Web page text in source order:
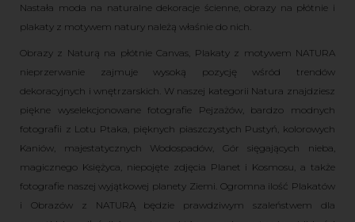
Nastała moda na naturalne dekoracje ścienne, obrazy na płótnie i
plakaty z motywem natury należą właśnie do nich.
Obrazy z Naturą na płótnie Canvas, Plakaty z motywem NATURA
nieprzerwanie zajmuje wysoką pozycję wśród trendów
dekoracyjnych i wnętrzarskich. W naszej kategorii Natura znajdziesz
piękne wyselekcjonowane fotografie Pejzażów, bardzo modnych
fotografii z Lotu Ptaka, pięknych piaszczystych Pustyń, kolorowych
Kaniów, majestatycznych Wodospadów, Gór sięgających nieba,
magicznego Księżyca, niepojęte zdjęcia Planet i Kosmosu, a także
fotografie naszej wyjątkowej planety Ziemi. Ogromna ilość Plakatów
i Obrazów z NATURĄ będzie prawdziwym szaleństwem dla